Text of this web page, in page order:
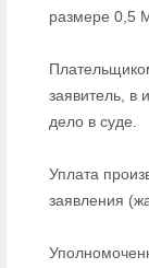
размере 0,5
заявитель, в
дело в суде.
Уплата
заявления